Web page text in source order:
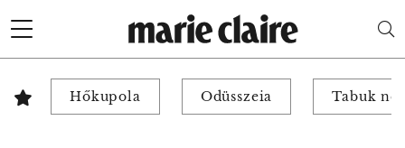
Hőkupola Odüsszeia Tabuk